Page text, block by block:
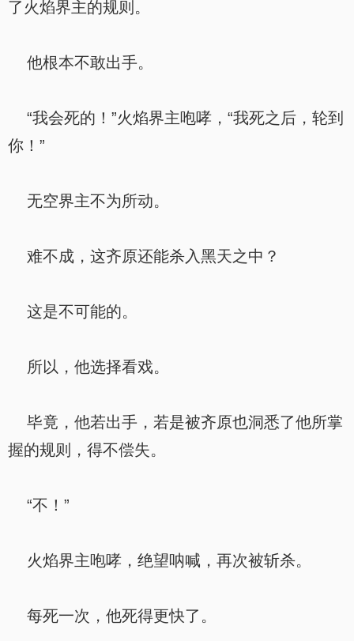
了火焰界主的规则。
他根本不敢出手。
“我会死的！”火焰界主咆哮，“我死之后，轮到
你！”
无空界主不为所动。
难不成，这齐原还能杀入黑天之中？
这是不可能的。
所以，他选择看戏。
毕竟，他若出手，若是被齐原也洞悉了他所掌
握的规则，得不偿失。
“不！”
火焰界主咆哮，绝望呐喊，再次被斩杀。
每死一次，他死得更快了。